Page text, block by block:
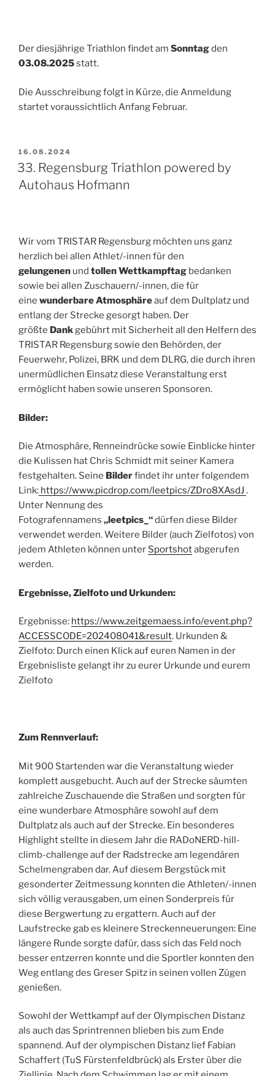
Der diesjährige Triathlon findet am Sonntagden
03.08.2025statt.
Die Ausschreibung folgt in Kürze, die Anmeldung
startet voraussichtlich Anfang Februar.
VERÖFFENTLICHT
AM
16.08.2024
33. Regensburg Triathlon powered by
Autohaus Hofmann
Wir vom TRISTAR Regensburg möchten uns ganz
herzlich bei allen Athlet/-innen für den
gelungenen und tollen Wettkampftag bedanken
sowie bei allen Zuschauern/-innen, die für
eine wunderbare Atmosphäreauf dem Dultplatz und
entlang der Strecke gesorgt haben. Der
größte Dankgebührt mit Sicherheit all den Helfern des
TRISTAR Regensburg sowie den Behörden, der
Feuerwehr, Polizei, BRK und dem DLRG, die durch ihren
unermüdlichen Einsatz diese Veranstaltung erst
ermöglicht haben sowie unseren Sponsoren.
Bilder:
Die Atmosphäre, Renneindrücke sowie Einblicke hinter
die Kulissen hat Chris Schmidt mit seiner Kamera
festgehalten. Seine Bilderfindet ihr unter folgendem
Link: https://www.picdrop.com/leetpics/ZDro8XAsdJ .
Unter Nennung des
Fotografennamens „leetpics_“dürfen diese Bilder
verwendet werden. Weitere Bilder (auch Zielfotos) von
jedem Athleten können unter Sportshotabgerufen
werden.
Ergebnisse, Zielfoto und Urkunden:
Ergebnisse: https://www.zeitgemaess.info/event.php?
ACCESSCODE=202408041&result. Urkunden &
Zielfoto: Durch einen Klick auf euren Namen in der
Ergebnisliste gelangt ihr zu eurer Urkunde und eurem
Zielfoto
Zum Rennverlauf:
Mit 900 Startenden war die Veranstaltung wieder
komplett ausgebucht. Auch auf der Strecke säumten
zahlreiche Zuschauende die Straßen und sorgten für
eine wunderbare Atmosphäre sowohl auf dem
Dultplatz als auch auf der Strecke. Ein besonderes
Highlight stellte in diesem Jahr die RADoNERD-hill-
climb-challenge auf der Radstrecke am legendären
Schelmengraben dar. Auf diesem Bergstück mit
gesonderter Zeitmessung konnten die Athleten/-innen
sich völlig verausgaben, um einen Sonderpreis für
diese Bergwertung zu ergattern. Auch auf der
Laufstrecke gab es kleinere Streckenneuerungen: Eine
längere Runde sorgte dafür, dass sich das Feld noch
besser entzerren konnte und die Sportler konnten den
Weg entlang des Greser Spitz in seinen vollen Zügen
genießen.
Sowohl der Wettkampf auf der Olympischen Distanz
als auch das Sprintrennen blieben bis zum Ende
spannend. Auf der olympischen Distanz lief Fabian
Schaffert (TuS Fürstenfeldbrück) als Erster über die